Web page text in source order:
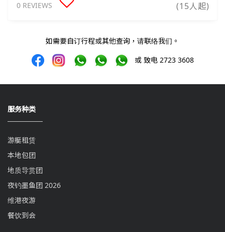
0 REVIEWS
(15人起)
如需要自订行程或其他查询，请联络我们。
或 致电 2723 3608
服务种类
游艇租赁
本地包团
地质导赏团
夜钓墨鱼团 2026
维港夜游
餐饮到会